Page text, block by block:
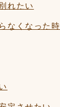
れたい
なくなった時